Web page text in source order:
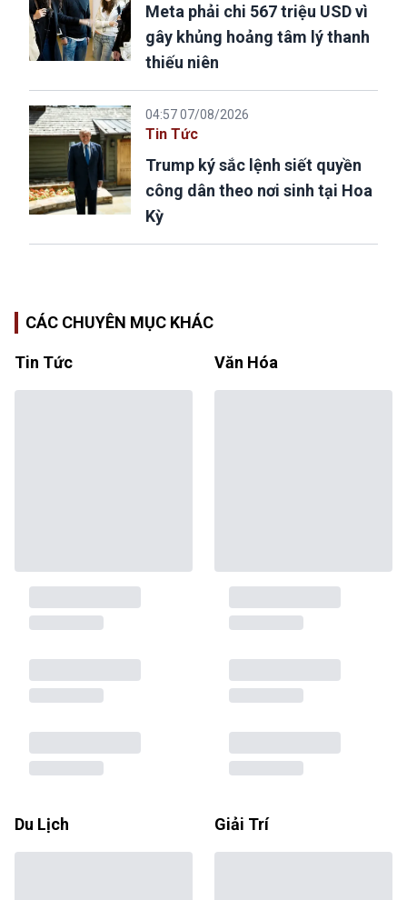
Meta phải chi 567 triệu USD vì
gây khủng hoảng tâm lý thanh
thiếu niên
04:57 07/08/2026
Tin Tức
Trump ký sắc lệnh siết quyền
công dân theo nơi sinh tại Hoa
Kỳ
CÁC CHUYÊN MỤC KHÁC
Tin Tức Văn Hóa
Du Lịch Giải Trí